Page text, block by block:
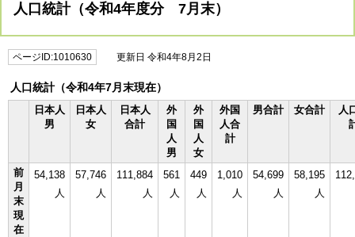
人口統計（令和4年度分 7月末）
ページID:1010630 更新日 令和4年8月2日
人口統計（令和4年7月末現在）
日本人
男
日本人
女
日本人
合計
外
国
人
男
外
国
人
女
外国
人合
計
男合計 女合計
人
前
月
末
現
在
54,138
人
57,746
人
111,884
人
561
人
449
人
1,010
人
54,699
人
58,195
人